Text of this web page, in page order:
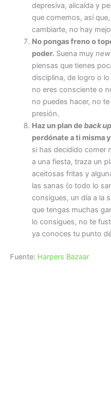
depresiva, alicaída y
que comemos, así
cambiarte, no hay
No pongas freno o
poder.Suena muy
piensas que tienes
disciplina, de logro o
no eres consciente o
no puedes hacer, no
presión.
Haz un plan de back up
perdónate a ti misma
si has decidido comer
a una fiesta, traza un
aceitosas fritas y
las sanas (o todo lo
consigues, un día a la
que tengas muchas
lo consigues, no te
ya conoces tu punto
Fuente: Harpers Bazaar